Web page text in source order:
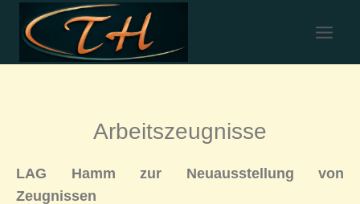
Arbeitszeugnisse
LAG Hamm zur Neuausstellung von
Zeugnissen